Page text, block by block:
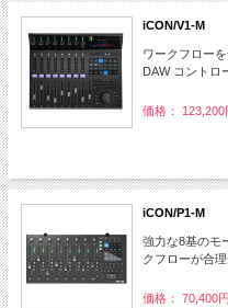
iCON/V1-M
ワークフロー
DAW コントロ
価格： 123,200
iCON/P1-M
強力な8基のモ
クフローが合
価格： 70,400